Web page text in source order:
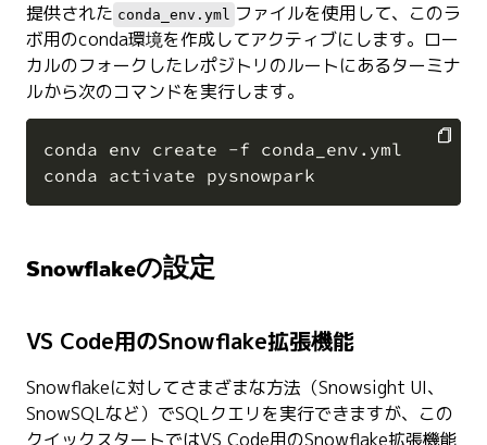
提供された conda_env.yml ファイルを使用して、このラ
ボ用のconda環境を作成してアクティブにします。ロー
カルのフォークしたレポジトリのルートにあるターミナ
ルから次のコマンドを実行します。
conda env create -f conda_env.yml
Snowflakeの設定
VS Code用のSnowflake拡張機能
Snowflakeに対してさまざまな方法（Snowsight UI、
SnowSQLなど）でSQLクエリを実行できますが、この
クイックスタートではVS Code用のSnowflake拡張機能